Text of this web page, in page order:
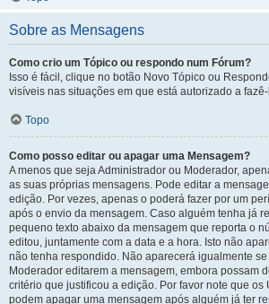
Sobre as Mensagens
Como crio um Tópico ou respondo num Fórum?
Isso é fácil, clique no botão Novo Tópico ou
visíveis nas situações em que está autorizado a
Topo
Como posso editar ou apagar uma Mensagem?
A menos que seja Administrador ou Moderador,
as suas próprias mensagens. Pode editar a
edição. Por vezes, apenas o poderá fazer por um
após o envio da mensagem. Caso alguém tenha já
pequeno texto abaixo da mensagem que reporta o
editou, juntamente com a data e a hora. Isto não
não tenha respondido. Não aparecerá igualmente
Moderador editarem a mensagem, embora possam
critério que justificou a edição. Por favor note que
podem apagar uma mensagem após alguém já ter